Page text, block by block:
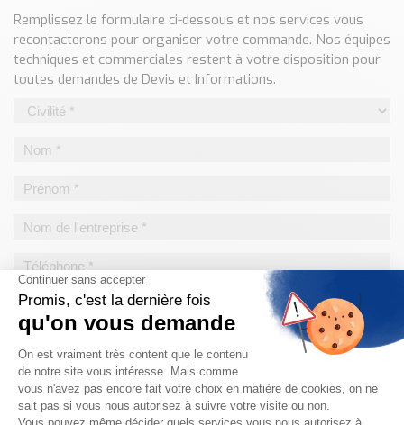
Classé par marque
ENDRESS+HAUSER
SICK
SCHMERSAL
IDEM SAFETY
Téléchargement (Logiciels, Documents,..)
Convertisseur de pression
Formulaire Débitmètre
Calculateur maintien en température
Calculateur Chauffage/Liquide/Gaz
Blog
Nos Réalisations
Remplissez le formulaire ci-dessous et nos services vous
recontacterons pour organiser votre commande. Nos équipes
techniques et commerciales restent à votre disposition pour
toutes demandes de Devis et Informations.